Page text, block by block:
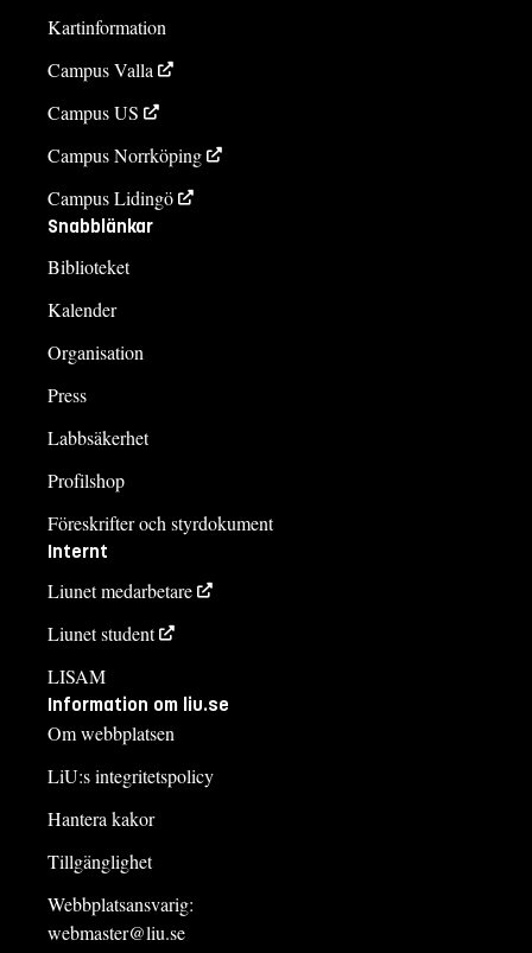
Kartinformation
Campus Valla
Campus US
Campus Norrköping
Campus Lidingö
Snabblänkar
Biblioteket
Kalender
Organisation
Press
Labbsäkerhet
Profilshop
Föreskrifter och styrdokument
Internt
Liunet medarbetare
Liunet student
LISAM
Information om liu.se
Om webbplatsen
LiU:s integritetspolicy
Hantera kakor
Tillgänglighet
Webbplatsansvarig:
webmaster@liu.se